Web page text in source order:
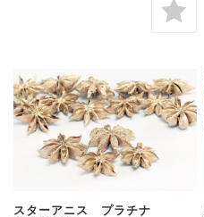
スターアニス プラチナ